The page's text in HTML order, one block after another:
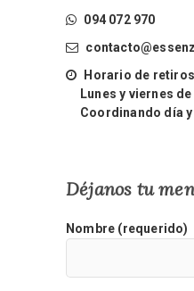
094 072 970
Horario de retiros
Lunes y viernes de
Coordinando día y
Déjanos tu
Nombre (requerido)